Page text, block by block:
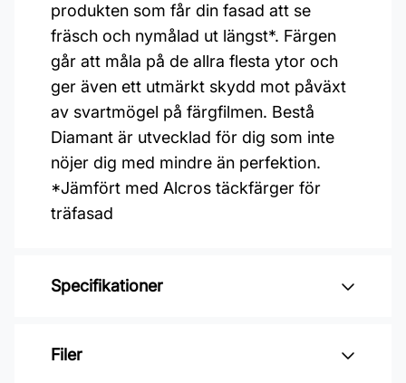
produkten som får din fasad att se
fräsch och nymålad ut längst*. Färgen
går att måla på de allra flesta ytor och
ger även ett utmärkt skydd mot påväxt
av svartmögel på färgfilmen. Bestå
Diamant är utvecklad för dig som inte
nöjer dig med mindre än perfektion.
*Jämfört med Alcros täckfärger för
träfasad
Specifikationer
Varumärke: Alcro
Filer